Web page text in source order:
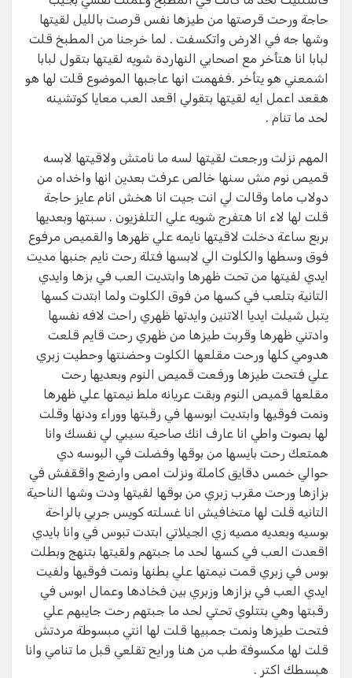
حاجة ورحت قرصتها من طيزها نفس قرصت بالليل لقيتها
وشها جه في الارض واتكسفت . لما خرجنا من المطبخ قلت
لبابا انا هتأخر مع اصحابي النهاردة شويه لقيتها بتقول لبابا
اشمعني هو يتأخر .ففهمت انها عاجبها الموضوع قلت لها هو
هقعد اعمل ايه لقيتها بتقولي اقعد العب معايا كوتشينه
لحد ما تنام .
المهم نزلت ورجعت لقيتها لسه ما نامتش ولاقيتها لابسه
قميص نوم مش سنها خالص عرفت بعدين انها واخداه من
دولاب ماما وقالت لي انت جيت انا هخش انام عايز حاجة
قلت لها لاء انا هتفرج شويه علي التلفزيون . سبتها وبعديها
بربع ساعة دخلت لاقيتها نايمه علي ظهرها والقميص مرفوع
فوق وسطها والكلوت الي لابسها فتلة رحت نايم جنبها مديت
ايدي لفيتها من تحت ظهرها وابتديت العب في بزها وايدي
التانية بتلعب في كسها من فوق الكلوت ولما ابتدت كسها
يتبل شيلت ايديا الاتنين وايدتها ظهري راحت لافه نفسها
وادتني ظهرها وقربت طيزها من ظهري رحت قايم قلعت
هدومي كلها ورحت مقلعها الكلوت وحضنتها وحطيت زبري
علي فتحت طيزها ورفعت قميص النوم وبعديها رحت
مقلعها قميص النوم وبقت عريانه ملط نيمتها علي ظهرها
ونمت فوقيها وابتديت ابوسها في رقبتها ووراء ودنها وقلت
لها بصوت واطي انا عارف انك صاحية سيبي لي نفسك وانا
همتعك رحت بايسها من بوقها وفضلت في البوسه دي
حوالي خمس دقايق كاملة ونزلت امص وارضع واققفش في
بزازها ورحت مقرب زبري من بوقها لقيتها ودت وشها الناحية
التانيه قلت لها متخافيش انا غسلته كويس جربي بالراحة
بوسيه وبعديه مصيه زي الجيلاتي ابتدت تبوس في وانا بايدي
اقعدت العب في كسها لحد ما جبتهم ولقيتها بتنهج وبطلت
بوس في زبري قمت نيمتها علي بطنها ونمت فوقيها ولفيت
ايدي العب في بزازها وزبري بين فخادها وعمال ابوس في
رقبتها وهي بتتلوي تحتي لحد ما جبتهم رحت جايبهم علي
فتحت طيزها ونمت جمبيها قلت لها انتي مبسوطة مردتش
قلت لها مكسوفة طب من هنا ورايح تقلعي قبل ما تنامي وانا
هبسطك اكتر .